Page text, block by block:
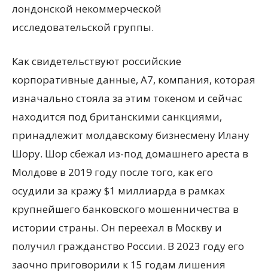
лондонской некоммерческой
исследовательской группы.
Как свидетельствуют российские
корпоративные данные, A7, компания, которая
изначально стояла за этим токеном и сейчас
находится под британскими санкциями,
принадлежит молдавскому бизнесмену Илану
Шору. Шор сбежал из-под домашнего ареста в
Молдове в 2019 году после того, как его
осудили за кражу $1 миллиарда в рамках
крупнейшего банковского мошенничества в
истории страны. Он переехал в Москву и
получил гражданство России. В 2023 году его
заочно приговорили к 15 годам лишения